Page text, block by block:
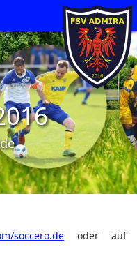
soccero.de oder auf